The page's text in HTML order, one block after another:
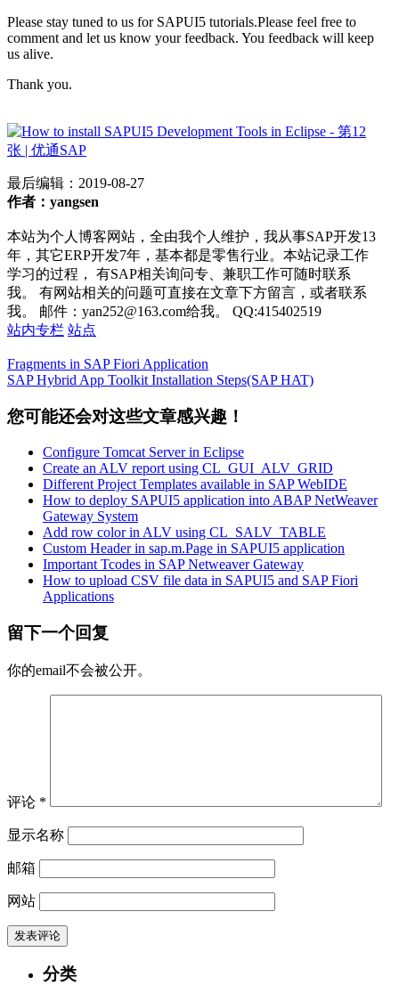
Please stay tuned to us for SAPUI5 tutorials.Please feel free to
comment and let us know your feedback. You feedback will keep
us alive.
Thank you.
最后编辑： 2019-08-27
作者：yangsen
本站为个人博客网站，全由我个人维护，我从事SAP开发13
年，其它ERP开发7年，基本都是零售行业。本站记录工作
学习的过程， 有SAP相关询问专、兼职工作可随时联系
我。 有网站相关的问题可直接在文章下方留言，或者联系
我。 邮件：yan252@163.com给我。 QQ:415402519
站内专栏 站点
Fragments in SAP Fiori Application
SAP Hybrid App Toolkit Installation Steps(SAP HAT)
您可能还会对这些文章感兴趣！
Configure Tomcat Server in Eclipse
Create an ALV report using CL_GUI_ALV_GRID
Different Project Templates available in SAP WebIDE
How to deploy SAPUI5 application into ABAP NetWeaver
Gateway System
Add row color in ALV using CL_SALV_TABLE
Custom Header in sap.m.Page in SAPUI5 application
Important Tcodes in SAP Netweaver Gateway
How to upload CSV file data in SAPUI5 and SAP Fiori
Applications
留下一个回复
你的email不会被公开。
评论 *
显示名称
邮箱
网站
分类